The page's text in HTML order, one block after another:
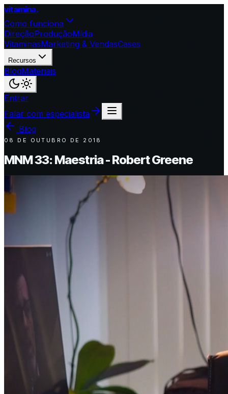
vitamina.
Como funciona
DireçãoProduçãoMídia
VitaminasMarketing & VendasCases
Recursos
BlogMateriais
Entrar
Falar com especialista
Blog
08 DE OUTUBRO DE 2018
MNM 33: Maestria - Robert Greene